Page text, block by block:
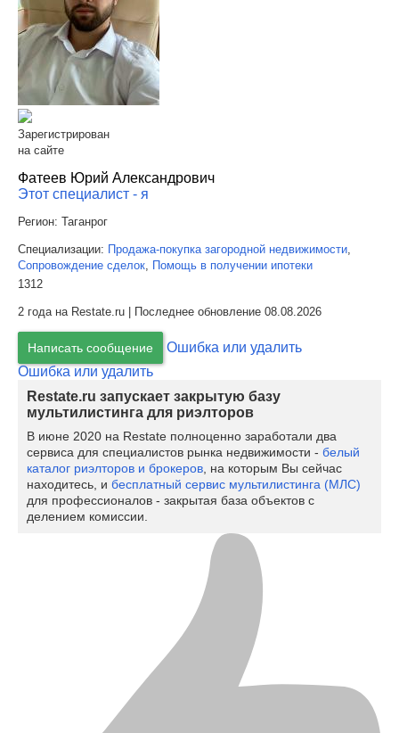
Зарегистрирован
на сайте
Фатеев Юрий Александрович
Этот специалист - я
Регион: Таганрог
Специализации: Продажа-покупка загородной недвижимости,
Сопровождение сделок, Помощь в получении ипотеки
1312
2 года на Restate.ru | Последнее обновление 08.08.2026
Написать сообщение
Ошибка или удалить
Ошибка или удалить
Restate.ru запускает закрытую базу
мультилистинга для риэлторов
В июне 2020 на Restate полноценно заработали два
сервиса для специалистов рынка недвижимости - белый
каталог риэлторов и брокеров , на которым Вы сейчас
находитесь, и бесплатный сервис мультилистинга (МЛС)
для профессионалов - закрытая база объектов с
делением комиссии.